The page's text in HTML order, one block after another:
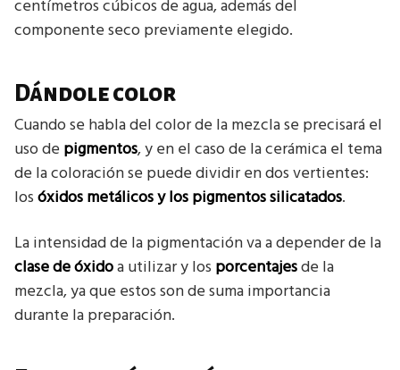
centímetros cúbicos de agua, además del
componente seco previamente elegido.
Dándole color
Cuando se habla del color de la mezcla se precisará el
uso de pigmentos, y en el caso de la cerámica el tema
de la coloración se puede dividir en dos vertientes:
losóxidos metálicos y los pigmentos silicatados.
La intensidad de la pigmentación va a depender de la
clase de óxidoa utilizar y los porcentajesde la
mezcla, ya que estos son de suma importancia
durante la preparación.